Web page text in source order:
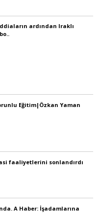
ardından Iraklı
Eğitim|Özkan Yaman
faaliyetlerini sonlandırdı
A Haber: İşadamlarına